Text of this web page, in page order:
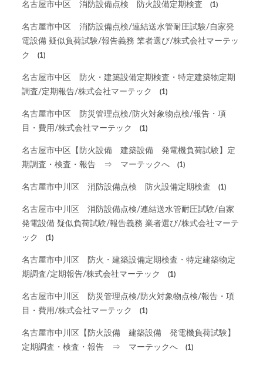
名古屋市中区 消防設備点検 防火設備定期検査 (1)
名古屋市中区 消防設備点検/連結送水管耐圧試験/自家発
電設備 疑似負荷試験/報告義務 業者選び/株式会社マーテッ
ク
(1)
名古屋市中区 防火・建築設備定期検査・特定建築物定期
調査/定期報告/株式会社マーテック
(1)
名古屋市中区 防災管理点検/防火対象物点検/報告・項
目・費用/株式会社マーテック
(1)
名古屋市中区【防火設備 建築設備 発電機負荷試験】定
期調査・検査・報告 ⇒ マーテックへ
(1)
名古屋市中川区 消防設備点検 防火設備定期検査 (1)
名古屋市中川区 消防設備点検/連結送水管耐圧試験/自家
発電設備 疑似負荷試験/報告義務 業者選び/株式会社マーテ
ック
(1)
名古屋市中川区 防火・建築設備定期検査・特定建築物定
期調査/定期報告/株式会社マーテック
(1)
名古屋市中川区 防災管理点検/防火対象物点検/報告・項
目・費用/株式会社マーテック
(1)
名古屋市中川区【防火設備 建築設備 発電機負荷試験】
定期調査・検査・報告 ⇒ マーテックへ
(1)